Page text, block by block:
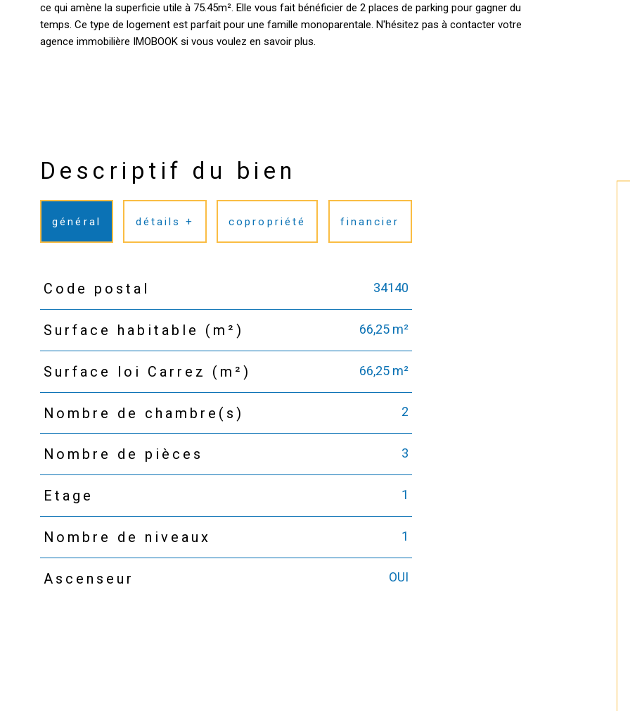
ce qui amène la superficie utile à 75.45m². Elle vous fait bénéficier de 2 places de parking pour gagner du
temps. Ce type de logement est parfait pour une famille monoparentale. N'hésitez pas à contacter votre
agence immobilière IMOBOOK si vous voulez en savoir plus.
Descriptif du bien
général détails + copropriété financier
TRAD_PAMPERO_Caracteristique
Code postal 34140
Surface habitable (m²) 66,25 m²
Surface loi Carrez (m²) 66,25 m²
Nombre de chambre(s) 2
Nombre de pièces 3
Etage 1
Nombre de niveaux 1
Ascenseur OUI